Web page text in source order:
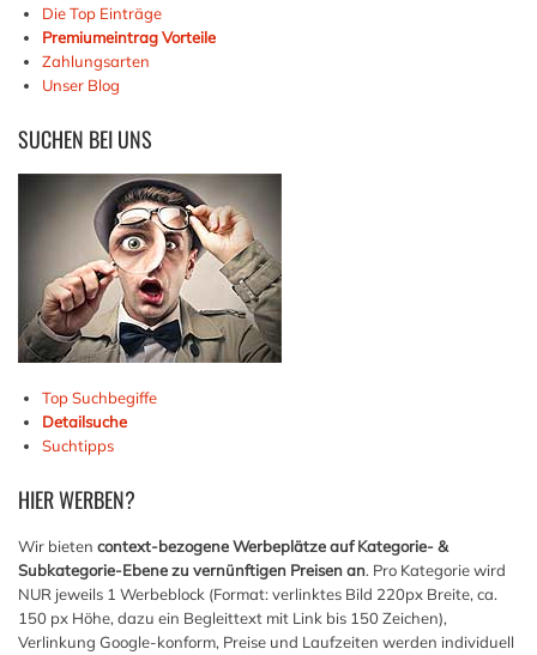
Die Top Einträge
Premiumeintrag Vorteile
Zahlungsarten
Unser Blog
SUCHEN BEI UNS
Top Suchbegiffe
Detailsuche
Suchtipps
HIERWERBEN?
Wir bieten context-bezogene Werbeplätze auf Kategorie- &
Subkategorie-Ebene zu vernünftigen Preisen an. Pro Kategorie wird
NUR jeweils 1 Werbeblock (Format: verlinktes Bild 220px Breite, ca.
150 px Höhe, dazu ein Begleittext mit Link bis 150 Zeichen),
Verlinkung Google-konform, Preise und Laufzeiten werden individuell